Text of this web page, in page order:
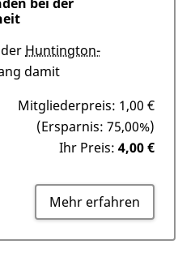
Huntington-
damit
Mitgliederpreis: 1,00 €
(Ersparnis: 75,00%)
Ihr Preis: 4,00 €
Mehr erfahren